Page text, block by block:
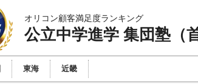
オリコン顧客満足度ランキング
公立中学進学 集団塾（
東海 近畿